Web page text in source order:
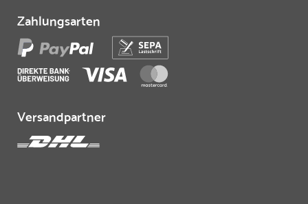
Zahlungsarten
Versandpartner